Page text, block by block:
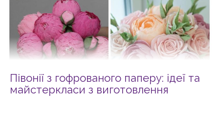
Півонії з гофрованого паперу: ідеї та
майстеркласи з виготовлення